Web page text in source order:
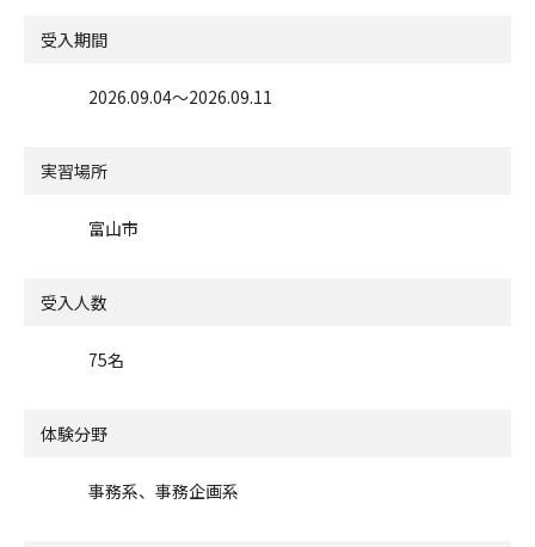
受入期間
2026.09.04〜2026.09.11
実習場所
富山市
受入人数
75名
体験分野
事務系、事務企画系